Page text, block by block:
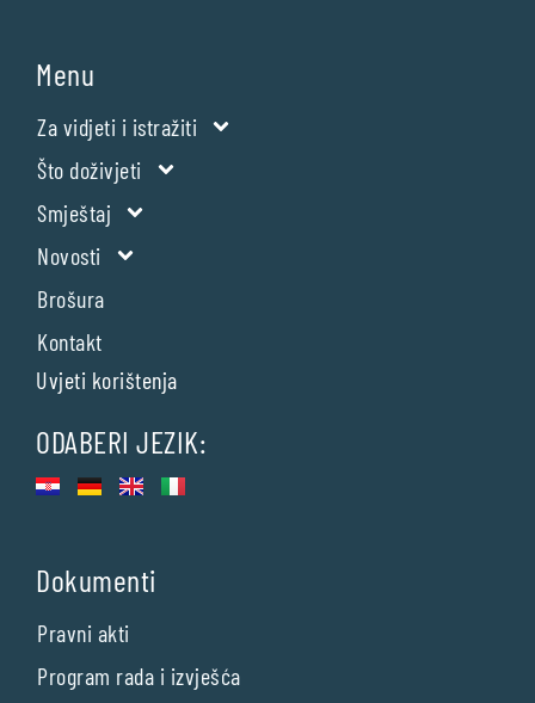
Menu
Za vidjeti i istražiti
Što doživjeti
Smještaj
Novosti
Brošura
Kontakt
Uvjeti korištenja
ODABERI JEZIK:
Dokumenti
Pravni akti
Program rada i izvješća